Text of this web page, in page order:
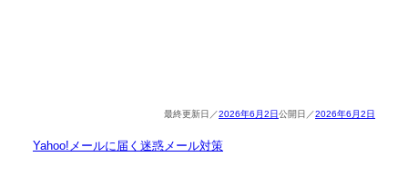
2026年6月2日 2026年6月2日
Yahoo!メールに届く迷惑メール対策